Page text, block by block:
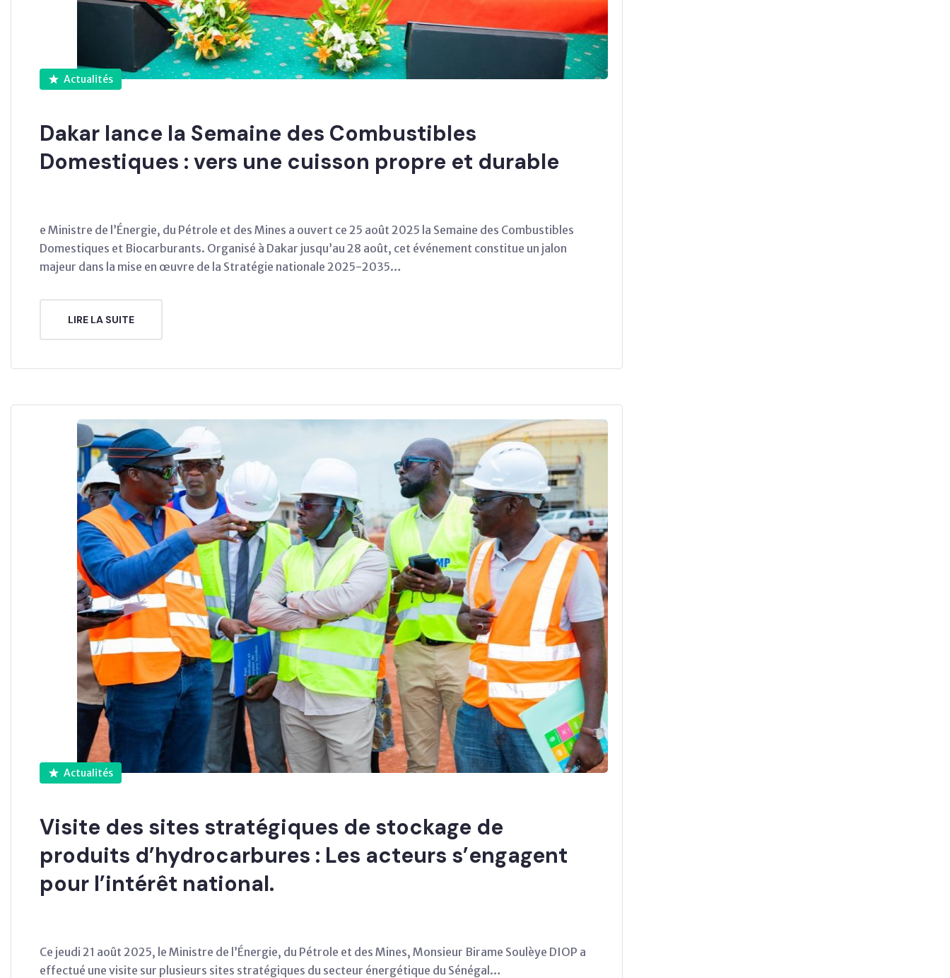
Actualités
Dakar lance la Semaine des Combustibles
Domestiques : vers une cuisson propre et durable
e Ministre de l’Énergie, du Pétrole et des Mines a ouvert ce 25 août 2025 la Semaine des Combustibles
Domestiques et Biocarburants. Organisé à Dakar jusqu’au 28 août, cet événement constitue un jalon
majeur dans la mise en œuvre de la Stratégie nationale 2025-2035…
LIRE LA SUITE
Actualités
Visite des sites stratégiques de stockage de
produits d’hydrocarbures : Les acteurs s’engagent
pour l’intérêt national.
Ce jeudi 21 août 2025, le Ministre de l’Énergie, du Pétrole et des Mines, Monsieur Birame Soulèye DIOP a
effectué une visite sur plusieurs sites stratégiques du secteur énergétique du Sénégal…